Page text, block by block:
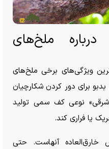
ملخ‌های
ویژگی‌های برخی ملخ‌های
برای دور کردن شکارچیان
نوعی کف سمی تولید
یا فراری کند.
آنهاست. حتی